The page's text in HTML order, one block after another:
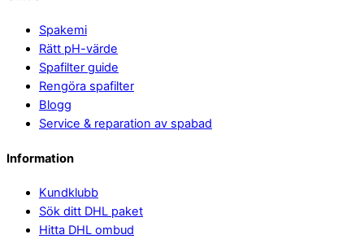
Spakemi
Rätt pH-värde
Spafilter guide
Rengöra spafilter
Blogg
Service & reparation av spabad
Information
Kundklubb
Sök ditt DHL paket
Hitta DHL ombud